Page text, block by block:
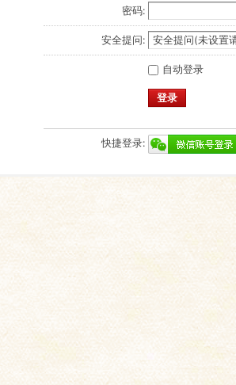
密码:
安全提问:
自动登录
登录
快捷登录: